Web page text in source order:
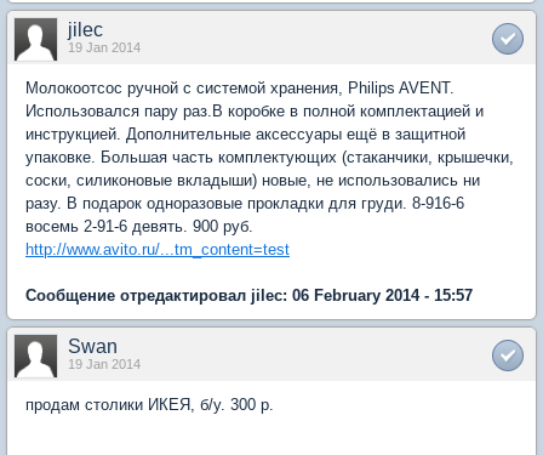
jilec
19 Jan 2014
Молокоотсос ручной с системой хранения, Philips AVENT.
Использовался пару раз.В коробке в полной комплектацией и
инструкцией. Дополнительные аксессуары ещё в защитной
упаковке. Большая часть комплектующих (стаканчики, крышечки,
соски, силиконовые вкладыши) новые, не использовались ни
разу. В подарок одноразовые прокладки для груди. 8-916-6
восемь 2-91-6 девять. 900 руб.
http://www.avito.ru/...tm_content=test
Сообщение отредактировал jilec: 06 February 2014 - 15:57
Swan
19 Jan 2014
продам столики ИКЕЯ, б/у. 300 р.